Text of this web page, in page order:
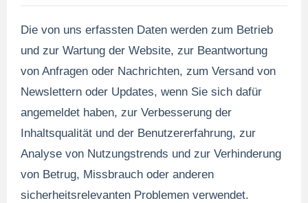
Die von uns erfassten Daten werden zum Betrieb
und zur Wartung der Website, zur Beantwortung
von Anfragen oder Nachrichten, zum Versand von
Newslettern oder Updates, wenn Sie sich dafür
angemeldet haben, zur Verbesserung der
Inhaltsqualität und der Benutzererfahrung, zur
Analyse von Nutzungstrends und zur Verhinderung
von Betrug, Missbrauch oder anderen
sicherheitsrelevanten Problemen verwendet.